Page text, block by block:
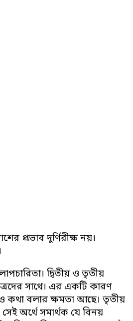
প্রভাব দুর্ণিরীক্ষ নয়।
দ্বিতীয় ও তৃতীয়
সাথে। এর একটি কারণ
কথা বলার ক্ষমতা আছে। তৃতীয়
অর্থে সমার্থক যে বিনয়